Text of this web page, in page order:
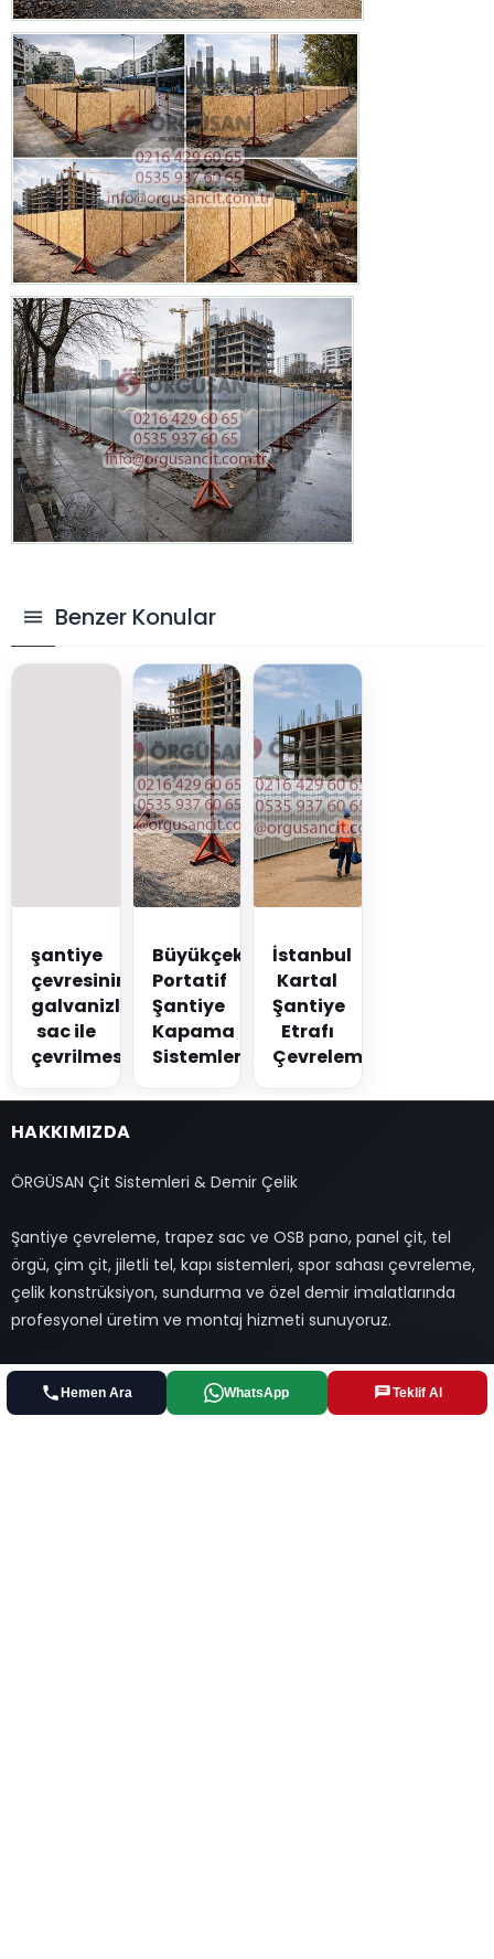
Benzer Konular
şantiye
çevresinin
galvanizli
sac ile
çevrilmesi
Büyükçekmece
Portatif
Şantiye
Kapama
Sistemleri
İstanbul
Kartal
Şantiye
Etrafı
Çevreleme
HAKKIMIZDA
ÖRGÜSAN Çit Sistemleri & Demir Çelik
Şantiye çevreleme, trapez sac ve OSB pano, panel çit, tel
örgü, çim çit, jiletli tel, kapı sistemleri, spor sahası çevreleme,
çelik konstrüksiyon, sundurma ve özel demir imalatlarında
profesyonel üretim ve montaj hizmeti sunuyoruz.
FAYDALI LİNKLER
Hemen Ara WhatsApp Teklif Al